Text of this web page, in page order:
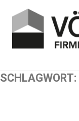
SCHLAGWORT: